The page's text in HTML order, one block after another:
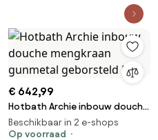
€ 642,99
Hotbath Archie inbouw douche
mengkraan gunmetal
geborsteld PVD
Beschikbaar in 2 e-shops
Op voorraad